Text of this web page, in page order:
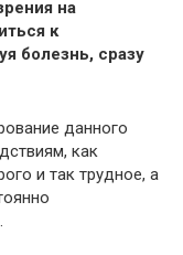
на
к
болезнь, сразу
данного
как
и так трудное, а